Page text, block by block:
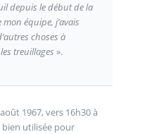
depuis le début de la
équipe, j’avais
choses à
treuillages ».
1967, vers 16h30 à
utilisée pour